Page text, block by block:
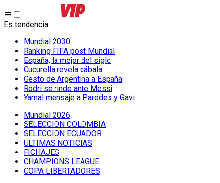
Es tendencia:
Mundial 2030
Ranking FIFA post Mundial
España, la mejor del siglo
Cucurella revela cábala
Gesto de Argentina a España
Rodri se rinde ante Messi
Yamal mensaje a Paredes y Gavi
Mundial 2026
SELECCION COLOMBIA
SELECCION ECUADOR
ULTIMAS NOTICIAS
FICHAJES
CHAMPIONS LEAGUE
COPA LIBERTADORES